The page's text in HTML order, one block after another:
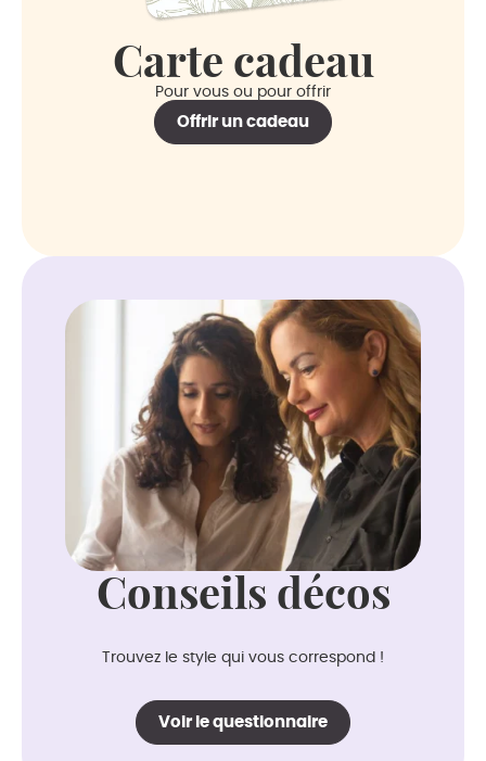
Carte cadeau
Pour vous ou pour offrir
Offrir un cadeau
Conseils décos
Trouvez le style qui vous correspond !
Voir le questionnaire